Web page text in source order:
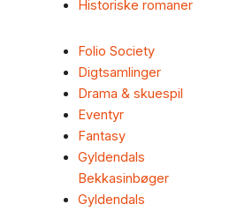
Historiske romaner
Folio Society
Digtsamlinger
Drama & skuespil
Eventyr
Fantasy
Gyldendals
Bekkasinbøger
Gyldendals